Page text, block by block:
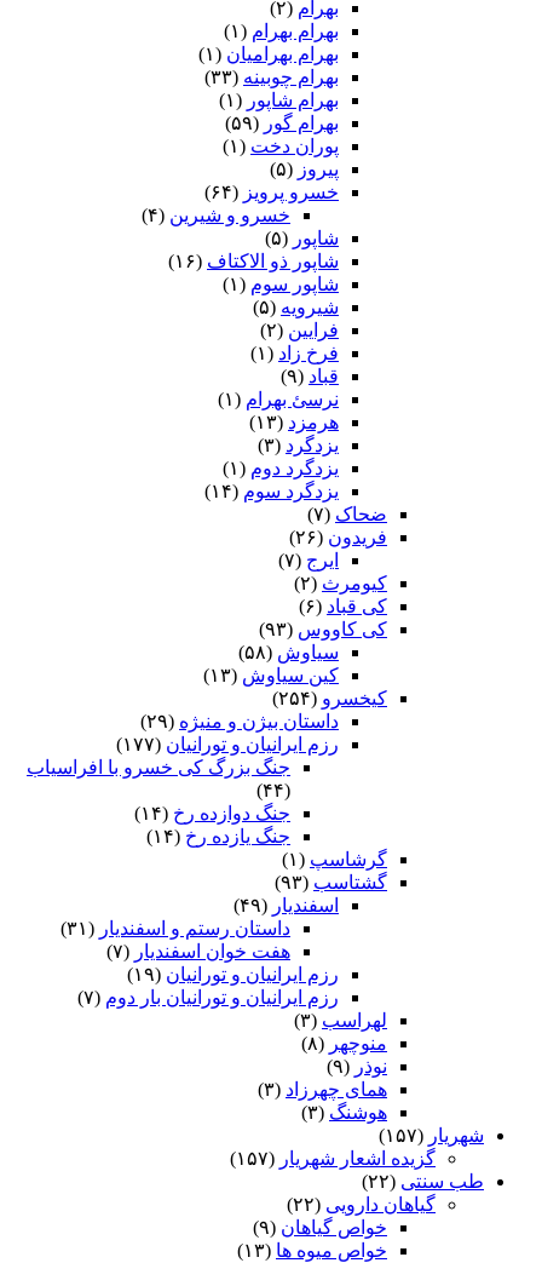
بهرام (۲)
بهرام بهرام (۱)
بهرام بهرامیان‏ (۱)
بهرام چوبینه (۳۳)
بهرام شاپور (۱)
بهرام گور (۵۹)
پوران دخت (۱)
پیروز (۵)
خسرو پرویز (۶۴)
خسرو و شیرین (۴)
شاپور (۵)
شاپور ذو الاکتاف (۱۶)
شاپور سوم‏ (۱)
شیرویه (۵)
فرایین (۲)
فرخ زاد (۱)
قباد (۹)
نرسئ بهرام‏ (۱)
هرمزد (۱۳)
یزدگرد (۳)
یزدگرد دوم (۱)
یزدگرد سوم (۱۴)
ضحاک (۷)
فریدون (۲۶)
ایرج (۷)
کیومرث (۲)
کی قباد (۶)
کی کاووس (۹۳)
سیاوش (۵۸)
کین سیاوش (۱۳)
کیخسرو (۲۵۴)
داستان بیژن و منیژه (۲۹)
رزم ایرانیان و تورانیان (۱۷۷)
جنگ بزرگ کی خسرو با افراسیاب
(۴۴)
جنگ دوازده رخ (۱۴)
جنگ یازده رخ (۱۴)
گرشاسپ (۱)
گشتاسب (۹۳)
اسفندیار (۴۹)
داستان رستم و اسفندیار (۳۱)
هفت خوان اسفندیار (۷)
رزم ایرانیان و تورانیان (۱۹)
رزم ایرانیان و تورانیان بار دوم (۷)
لهراسب (۳)
منوچهر (۸)
نوذر (۹)
هماى چهرزاد (۳)
هوشنگ (۳)
شهریار (۱۵۷)
گزیده اشعار شهریار (۱۵۷)
طب سنتی (۲۲)
گیاهان دارویی (۲۲)
خواص گیاهان (۹)
خواص میوه ها (۱۳)